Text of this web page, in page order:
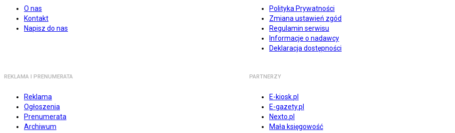
O nas
Kontakt
Napisz do nas
Polityka Prywatności
Zmiana ustawień zgód
Regulamin serwisu
Informacje o nadawcy
Deklaracja dostępności
REKLAMA I PRENUMERATA
Reklama
Ogłoszenia
Prenumerata
Archiwum
PARTNERZY
E-kiosk.pl
E-gazety.pl
Nexto.pl
Mała księgowość